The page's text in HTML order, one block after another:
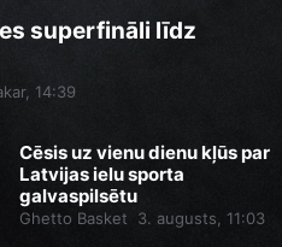
superfināli līdz
14:39
Cēsis uz vienu dienu kļūs par
Latvijas ielu sporta
galvaspilsētu
Ghetto Basket 3. augusts, 11:03